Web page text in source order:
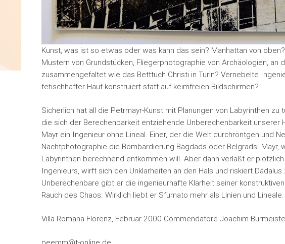
Kunst, was ist so etwas oder was kann das sein? Manhattan von
Mustern von Grundstücken, Fliegerphotographie von Archäologien, an
zusammengefaltet wie das Betttuch Christi in Turin? Vernebelte
fetischhafter Haut konstruiert statt auf keimfreien Bildschirmen?
Sicherlich hat all die Petrmayr-Kunst mit Planungen von Labyrinthen zu
die sich der Berechenbarkeit entziehende Unberechenbarkeit unserer
Mayr ein Ingenieur ohne Lineal. Einer, der die Welt durchröntgen und
Nachtphotographie die Bombardierung Bagdads oder Belgrads. Mayr,
Labyrinthen berechnend entkommen will. Aber dann verläßt er
Ingenieurs, wirft sich den Unklarheiten an den Hals und riskiert
Unberechenbare gibt er die ingenieurhafte Klarheit seiner
Rauch des Chaos. Wirklich liebt er Sfumato mehr als Linien und Lineale.
Villa Romana Florenz, Februar 2000 Commendatore Joachim
peemm@t-online.de